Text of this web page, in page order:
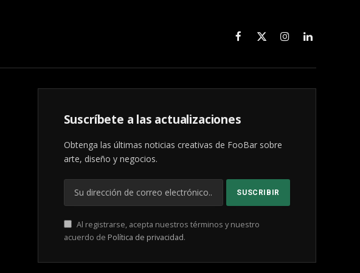
Facebook
X
InstagramLinkedIn
Suscríbete a las actualizaciones
Obtenga las últimas noticias creativas de FooBar sobre
arte, diseño y negocios.
Al registrarse, acepta nuestros términos y nuestro
acuerdo de Política de privacidad.